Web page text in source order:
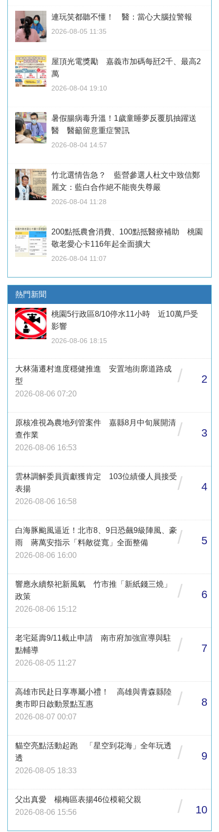
連玩笑都聽不懂！ 醫：當心大腦拉警報
2026-08-05 11:35
屋頂光電獎勵 嘉義市加碼每瓩2千、最高2
萬
2026-08-04 19:10
暑假腸病毒升溫！1歲童睡夢反覆肌抽躍送
醫 醫籲留意重症警訊
2026-08-04 14:57
竹北選情告急？ 藍營參選人杜文中致信鄭
麗文：藍白合作絕不能喪失尊嚴
2026-08-04 11:28
200點抵農會消費、100點抵醫療補助 桃園
敬老愛心卡116年起全面擴大
2026-08-04 11:07
熱門新聞
桃園5行政區8/10停水11小時 近10萬戶受
影響
2026-08-06 18:15
大林蒲遷村進度穩健推進 安置地街廓道路成
型
2026-08-06 07:20
/ 2
原核准視為農地列管案件 嘉縣8月中旬展開清
查作業
2026-08-06 16:53
/ 3
雲林調解委員貢獻獲肯定 103位績優人員接受
表揚
2026-08-06 16:58
/ 4
白海豚颱風逼近！北市8、9日恐飆9級陣風、豪
雨 蔣萬安指示「料敵從寬」全面整備
2026-08-06 16:00
/ 5
響應永續祭祀新風氣 竹市推「新紙錢三燒」
政策
2026-08-06 15:12
/ 6
老宅延壽9/11截止申請 南市府加強宣導與駐
點輔導
2026-08-05 11:27
/ 7
高雄市民赴日享專屬小禮！ 高雄與青森縣陸
奧市即日啟動景點互惠
2026-08-07 00:07
/ 8
貓空亮點活動起跑 「星空到花海」全年玩透
透
2026-08-05 18:33
/ 9
父出真愛 楊梅區表揚46位模範父親
2026-08-06 15:56
/ 10